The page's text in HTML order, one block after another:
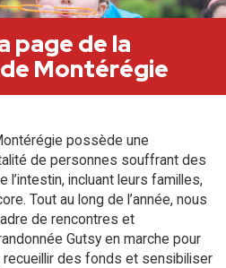
page de la
Montérégie
possède une
de personnes souffrant des
l’intestin, incluant leurs familles,
Tout au long de l’année, nous
de rencontres et
Gutsy en marche pour
des fonds et sensibiliser